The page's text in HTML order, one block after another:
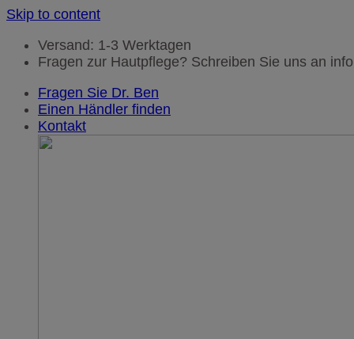
Skip to content
Versand: 1-3 Werktagen
Fragen zur Hautpflege? Schreiben Sie uns an
Fragen Sie Dr. Ben
Einen Händler finden
Kontakt